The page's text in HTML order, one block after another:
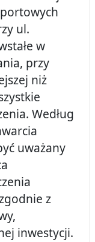
ul.
w
przy
niż
Według
uważany
z
inwestycji.